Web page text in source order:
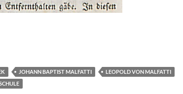
JOHANN BAPTIST MALFATTI
LEOPOLD VON MALFATTI